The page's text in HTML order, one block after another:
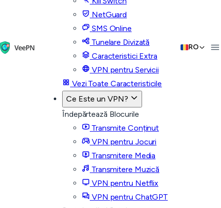
NetGuard
SMS Online
Tunelare Divizată
Caracteristici Extra
VPN pentru Servicii
Vezi Toate Caracteristicile
Ce Este un VPN?
Îndepărtează Blocurile
Transmite Conținut
VPN pentru Jocuri
Transmitere Media
Transmitere Muzică
VPN pentru Netflix
VPN pentru ChatGPT
RO